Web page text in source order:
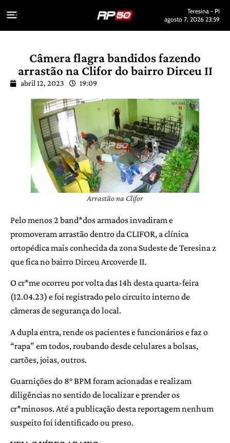
Teresina - PI
agosto 7, 2026 23:59
Câmera flagra bandidos fazendo
arrastão na Clifor do bairro Dirceu II
abril 12, 2023 19:09
Arrastão na Clifor
Pelo menos 2 band*dos armados invadiram e
promoveram arrastão dentro da CLIFOR, a clínica
ortopédica mais conhecida da zona Sudeste de Teresina z
que fica no bairro Dirceu Arcoverde II.
O cr*me ocorreu por volta das 14h desta quarta-feira
(12.04.23) e foi registrado pelo circuito interno de
câmeras de segurança do local.
A dupla entra, rende os pacientes e funcionários e faz o
“rapa” em todos, roubando desde celulares a bolsas,
cartões, joias, outros.
Guarnições do 8° BPM foram acionadas e realizam
diligências no sentido de localizar e prender os
cr*minosos. Até a publicação desta reportagem nenhum
suspeito foi identificado ou preso.